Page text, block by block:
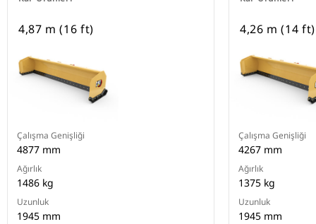
4,87 m (16 ft)
Çalışma Genişliği
4877 mm
Ağırlık
1486 kg
Uzunluk
1945 mm
4,26 m (14 ft)
Çalışma Genişliği
4267 mm
Ağırlık
1375 kg
Uzunluk
1945 mm